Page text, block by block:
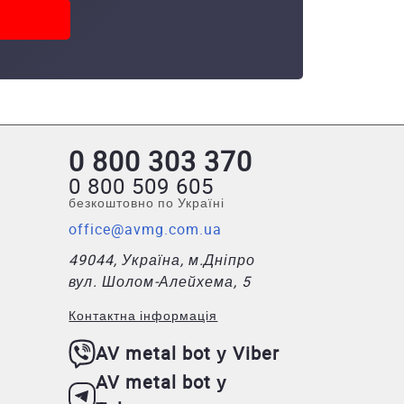
0 800 303 370
0 800 509 605
безкоштовно по Україні
office@avmg.com.ua
49044, Україна, м.Дніпро
вул. Шолом-Алейхема, 5
Контактна інформація
AV metal bot у Viber
AV metal bot у